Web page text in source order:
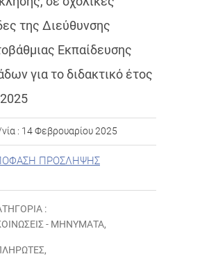
της Διεύθυνσης
Εκπαίδευσης
για το διδακτικό έτος
: 14 Φεβρουαρίου 2025
ΠΡΟΣΛΗΨΗΣ
:
- ΜΗΝΎΜΑΤΑ,
,